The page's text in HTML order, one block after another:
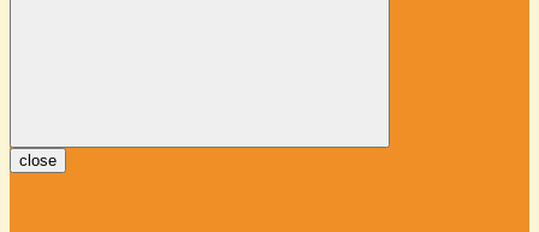
close